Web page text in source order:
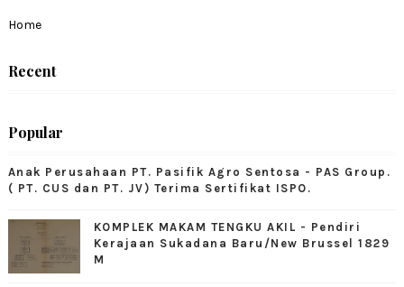
Home
Recent
Popular
Anak Perusahaan PT. Pasifik Agro Sentosa - PAS Group.
( PT. CUS dan PT. JV) Terima Sertifikat ISPO.
KOMPLEK MAKAM TENGKU AKIL - Pendiri
Kerajaan Sukadana Baru/New Brussel 1829
M